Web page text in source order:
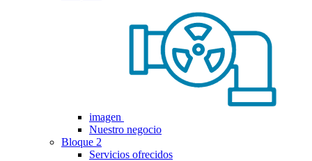
imagen
Nuestro negocio
Bloque 2
Servicios ofrecidos